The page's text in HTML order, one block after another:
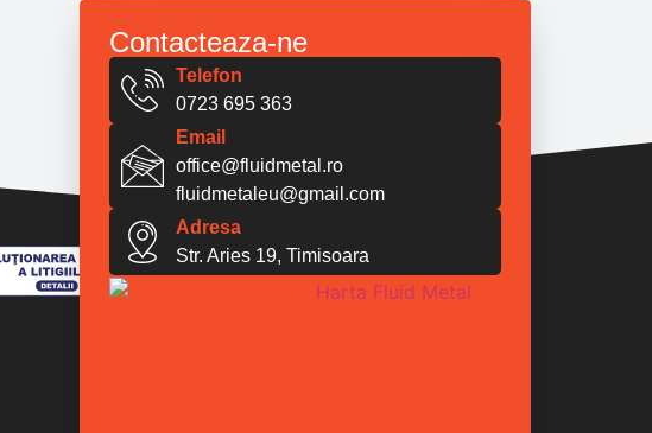
Contacteaza-ne
Telefon
0723 695 363
Email
office@fluidmetal.ro
fluidmetaleu@gmail.com
Adresa
Str. Aries 19, Timisoara